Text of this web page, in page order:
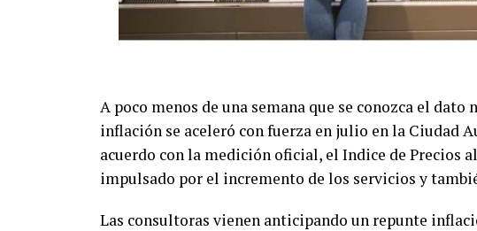
A poco menos de una semana que se conozca el
inflación se aceleró con fuerza en julio en la Ciudad
acuerdo con la medición oficial, el Indice de Precios
impulsado por el incremento de los servicios y
Las consultoras vienen anticipando un repunte